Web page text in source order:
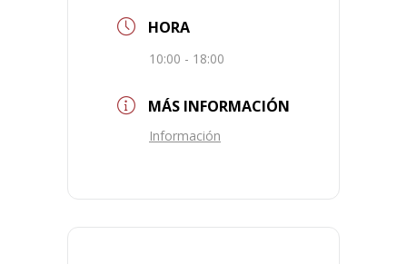
HORA
10:00 - 18:00
MÁS INFORMACIÓN
Información